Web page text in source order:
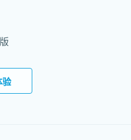
验